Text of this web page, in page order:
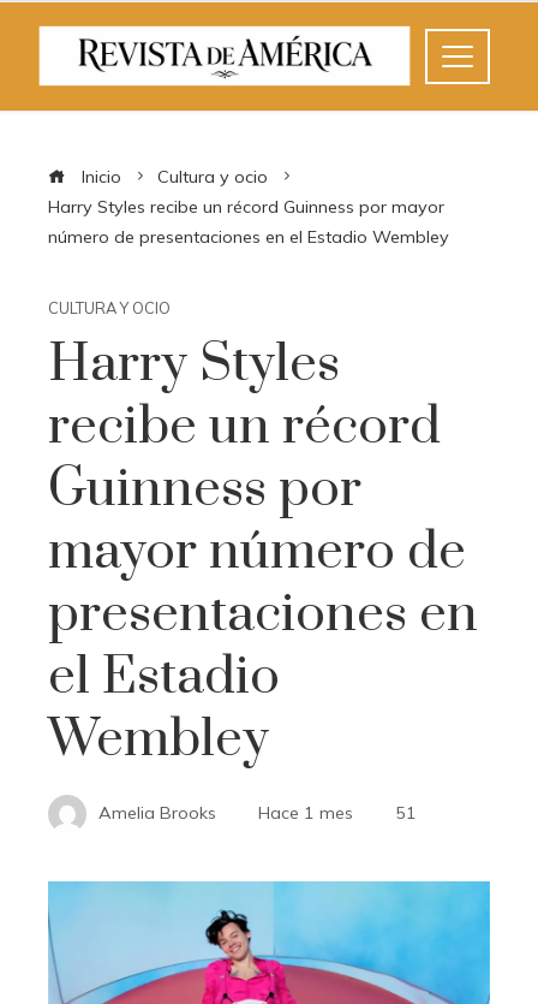
Inicio
Cultura y ocio
Harry Styles recibe un récord Guinness por mayor
número de presentaciones en el Estadio Wembley
CULTURA Y OCIO
Harry Styles
recibe un récord
Guinness por
mayor número de
presentaciones en
el Estadio
Wembley
Amelia Brooks Hace 1 mes 51